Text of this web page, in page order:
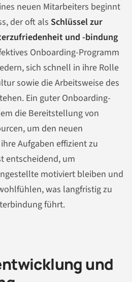
neuen Mitarbeiters beginnt
der oft als Schlüssel zur
und -bindung
Onboarding-Programm
sich schnell in ihre Rolle
sowie die Arbeitsweise des
Ein guter Onboarding-
die Bereitstellung von
um den neuen
Aufgaben effizient zu
entscheidend, um
motiviert bleiben und
was langfristig zu
führt.
und